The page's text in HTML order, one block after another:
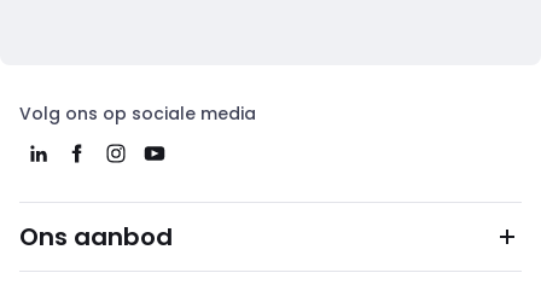
Volg ons op sociale media
Ons aanbod